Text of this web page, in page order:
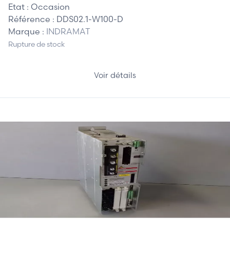
Etat : Occasion
Référence : DDS02.1-W100-D
Marque : INDRAMAT
Rupture de stock
Voir détails